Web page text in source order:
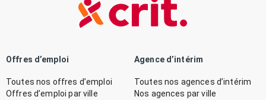
Offres d’emploi
Toutes nos offres d’emploi
Offres d’emploi par ville
Agence d’intérim
Toutes nos agences d’intérim
Nos agences par ville